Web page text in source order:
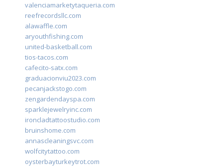
valenciamarketytaqueria.com
reefrecordsllc.com
alawaffle.com
aryouthfishing.com
united-basketball.com
tios-tacos.com
cafecito-satx.com
graduacionviu2023.com
pecanjackstogo.com
zengardendayspa.com
sparklejewelryinc.com
ironcladtattoostudio.com
bruinshome.com
annascleaningsvc.com
wolfcitytattoo.com
oysterbayturkeytrot.com